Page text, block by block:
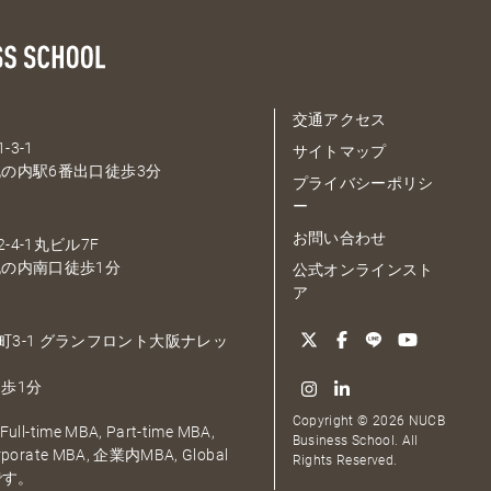
3-1
内駅6番出口徒歩3分
4-1丸ビル7F
内南口徒歩1分
3-1 グランフロント大阪ナレッ
1分
time MBA, Part-time MBA,
MBA, 企業内MBA, Global
。
交通アクセス
サイトマップ
プライバシーポリシ
ー
お問い合わせ
公式オンラインスト
ア
Copyright © 2026 NUCB
Business School. All
Rights Reserved.